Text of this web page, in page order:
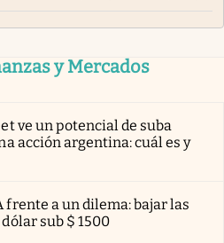
y Mercados
ve un potencial de suba
acción argentina: cuál es y
frente a un dilema: bajar las
sub $ 1500